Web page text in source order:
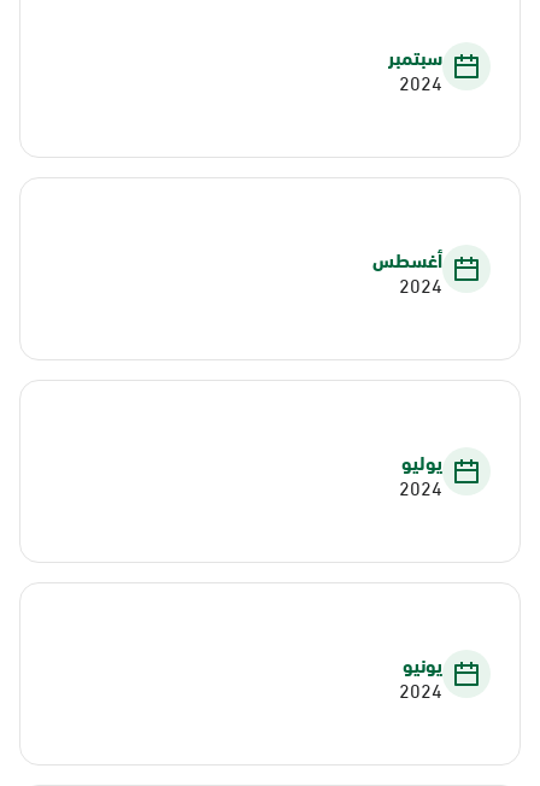
سبتمبر
2024
أغسطس
2024
يوليو
2024
يونيو
2024